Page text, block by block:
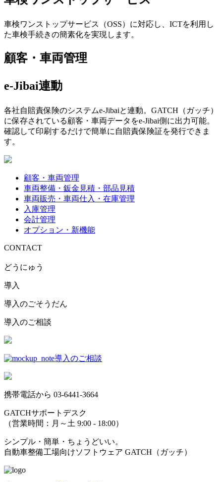
車検ワンストップサービス（OSS）に対応し、ICTを利用し
た車検手続きの簡素化を実現します。
顧客・車両管理
e-Jibai連動
各社自賠責保険のシステムe-Jibaiと連動。GATCH（ガッチ）
に保存されている顧客・車両データをe-Jibai側に出力可能。
確認して印刷するだけで簡単に自賠責保険証を発行できま
す。
顧客・車両管理
車両整備・鈑金見積・部品見積
車両販売・車両仕入・在庫管理
入庫管理
会計管理
オプション・新機能
CONTACT
どうにゅう
導入
導入のごそうだん
導入のご相談
導入のご相談
携帯電話から 03-6441-3664
GATCHサポートデスク
（営業時間：月～土 9:00 - 18:00）
シンプル・簡単・ちょうどいい。
自動車整備工場向けソフトウェア GATCH（ガッチ）